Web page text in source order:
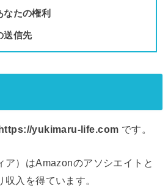
なたの権利
送信先
yukimaru-life.com です。
）はAmazonのアソシエイトと
入を得ています。